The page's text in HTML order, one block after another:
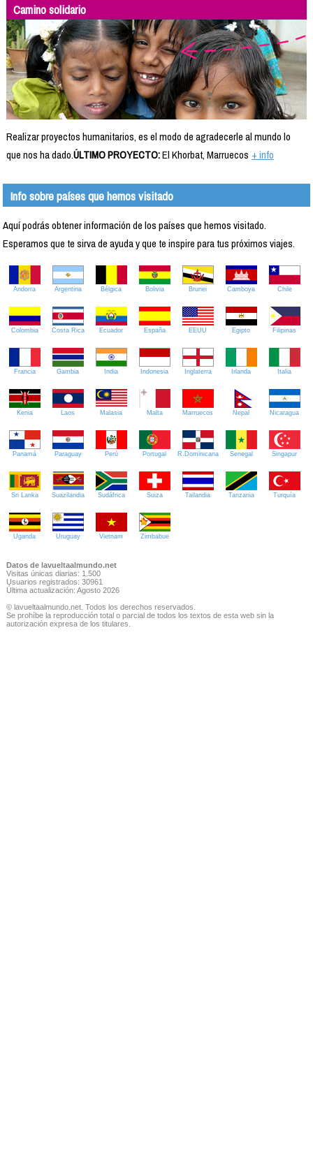
Camino solidario
Realizar proyectos humanitarios, es el modo de agradecerle al mundo lo
que nos ha dado.ÚLTIMO PROYECTO:El Khorbat, Marruecos + info
Info sobre países que hemos visitado
Aquí podrás obtener información de los países que hemos visitado.
Esperamos que te sirva de ayuda y que te inspire para tus próximos viajes.
Andorra Argentina Bélgica Bolivia Brunei Camboya Chile
Colombia Costa Rica Ecuador España EEUU Egipto Filipinas
Francia Gambia India Indonesia Inglaterra Irlanda Italia
Kenia Laos Malasia Malta Marruecos Nepal Nicaragua
Panamá Paraguay Perú Portugal R.Dominicana Senegal Singapur
Sri Lanka Suazilandia Sudáfrica Suiza Tailandia Tanzania Turquía
Uganda Uruguay Vietnam Zimbabue
Datos de lavueltaalmundo.net
Visitas únicas diarias: 1.500
Usuarios registrados: 30961
Última actualización: Agosto 2026
© lavueltaalmundo.net. Todos los derechos reservados.
Se prohíbe la reproducción total o parcial de todos los textos de esta web sin la
autorización expresa de los titulares.